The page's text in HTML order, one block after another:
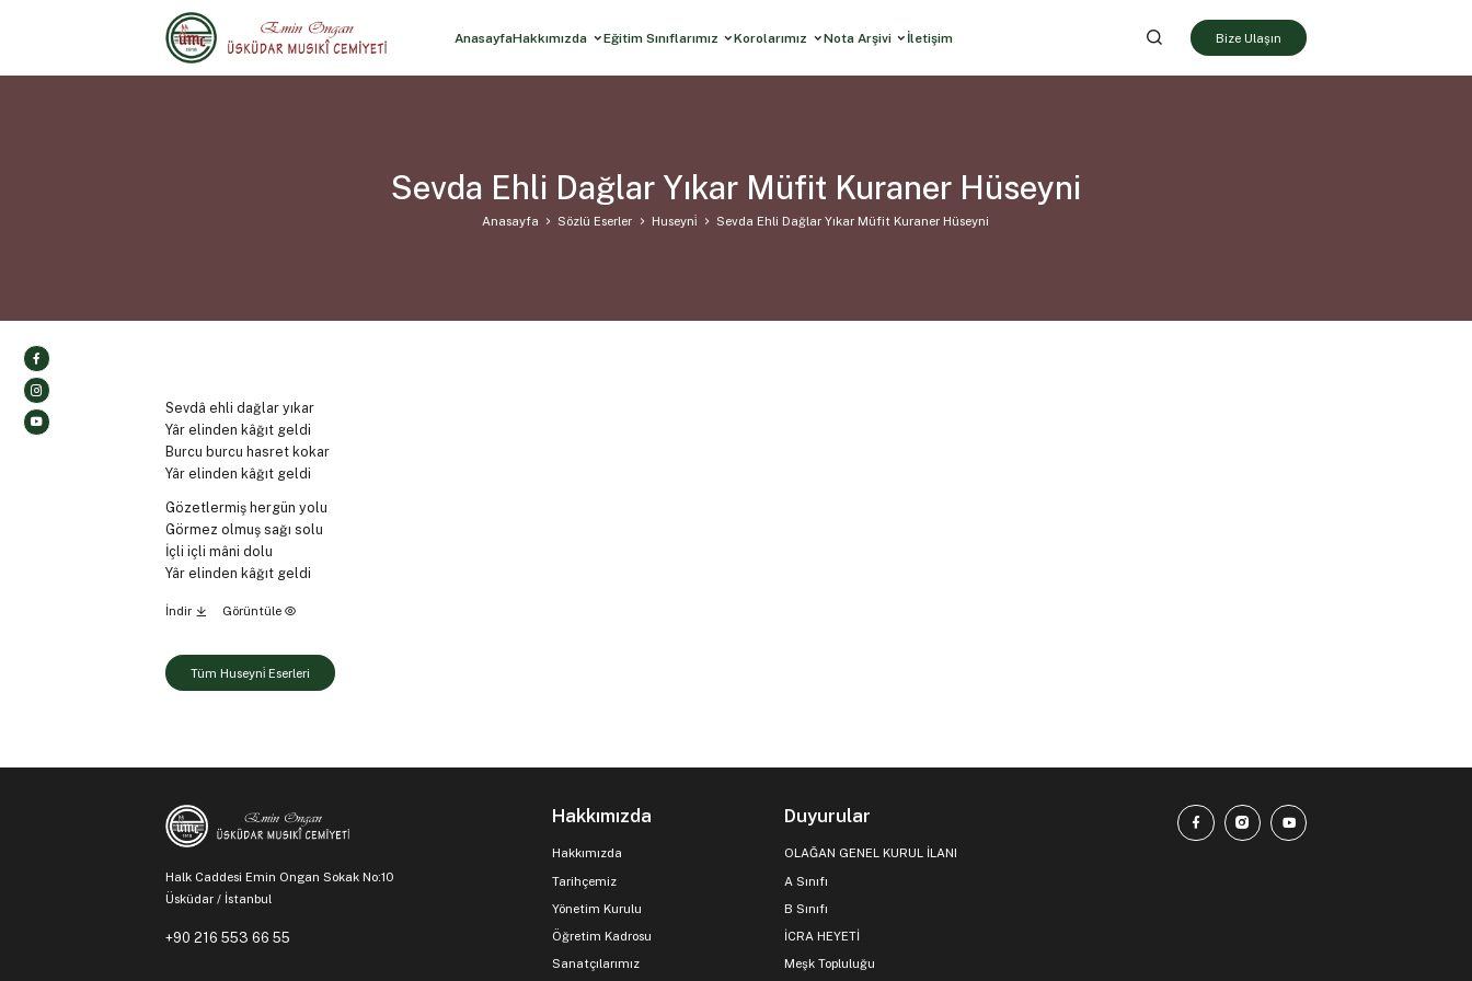
AnasayfaHakkımızda Eğitim Sınıflarımız Korolarımız Nota Arşivi İletişim Bize Ulaşın
Sevda Ehli Dağlar Yıkar Müfit Kuraner Hüseyni
Anasayfa Sözlü Eserler Huseyni̇ Sevda Ehli Dağlar Yıkar Müfit Kuraner Hüseyni
Sevdâ ehli dağlar yıkar
Yâr elinden kâğıt geldi
Burcu burcu hasret kokar
Yâr elinden kâğıt geldi
Gözetlermiş hergün yolu
Görmez olmuş sağı solu
İçli içli mâni dolu
Yâr elinden kâğıt geldi
İndir Görüntüle
Tüm Huseyni̇ Eserleri
Halk Caddesi Emin Ongan Sokak No:10
Üsküdar / İstanbul
+90 216 553 66 55
Hakkımızda
Hakkımızda
Tarihçemiz
Yönetim Kurulu
Öğretim Kadrosu
Sanatçılarımız
Duyurular
OLAĞAN GENEL KURUL İLANI
A Sınıfı
B Sınıfı
İCRA HEYETİ
Meşk Topluluğu